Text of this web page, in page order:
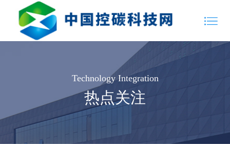
Technology Integration
热点关注